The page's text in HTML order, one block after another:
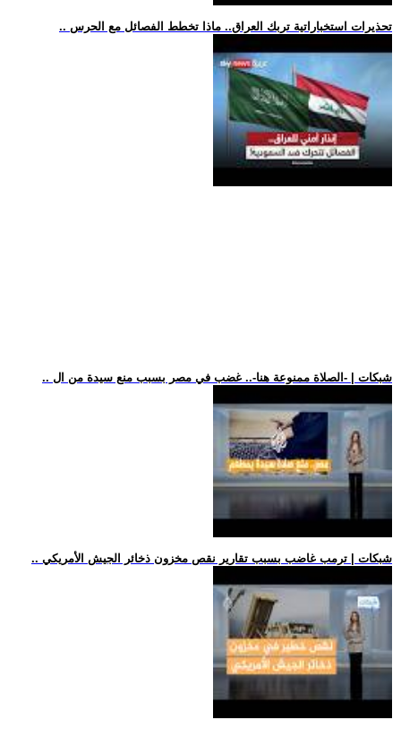
.. تحذيرات استخباراتية تربك العراق.. ماذا تخطط الفصائل مع الحرس
.. شبكات | -الصلاة ممنوعة هنا-.. غضب في مصر بسبب منع سيدة من ال
.. شبكات | ترمب غاضب بسبب تقارير نقص مخزون ذخائر الجيش الأمريكي